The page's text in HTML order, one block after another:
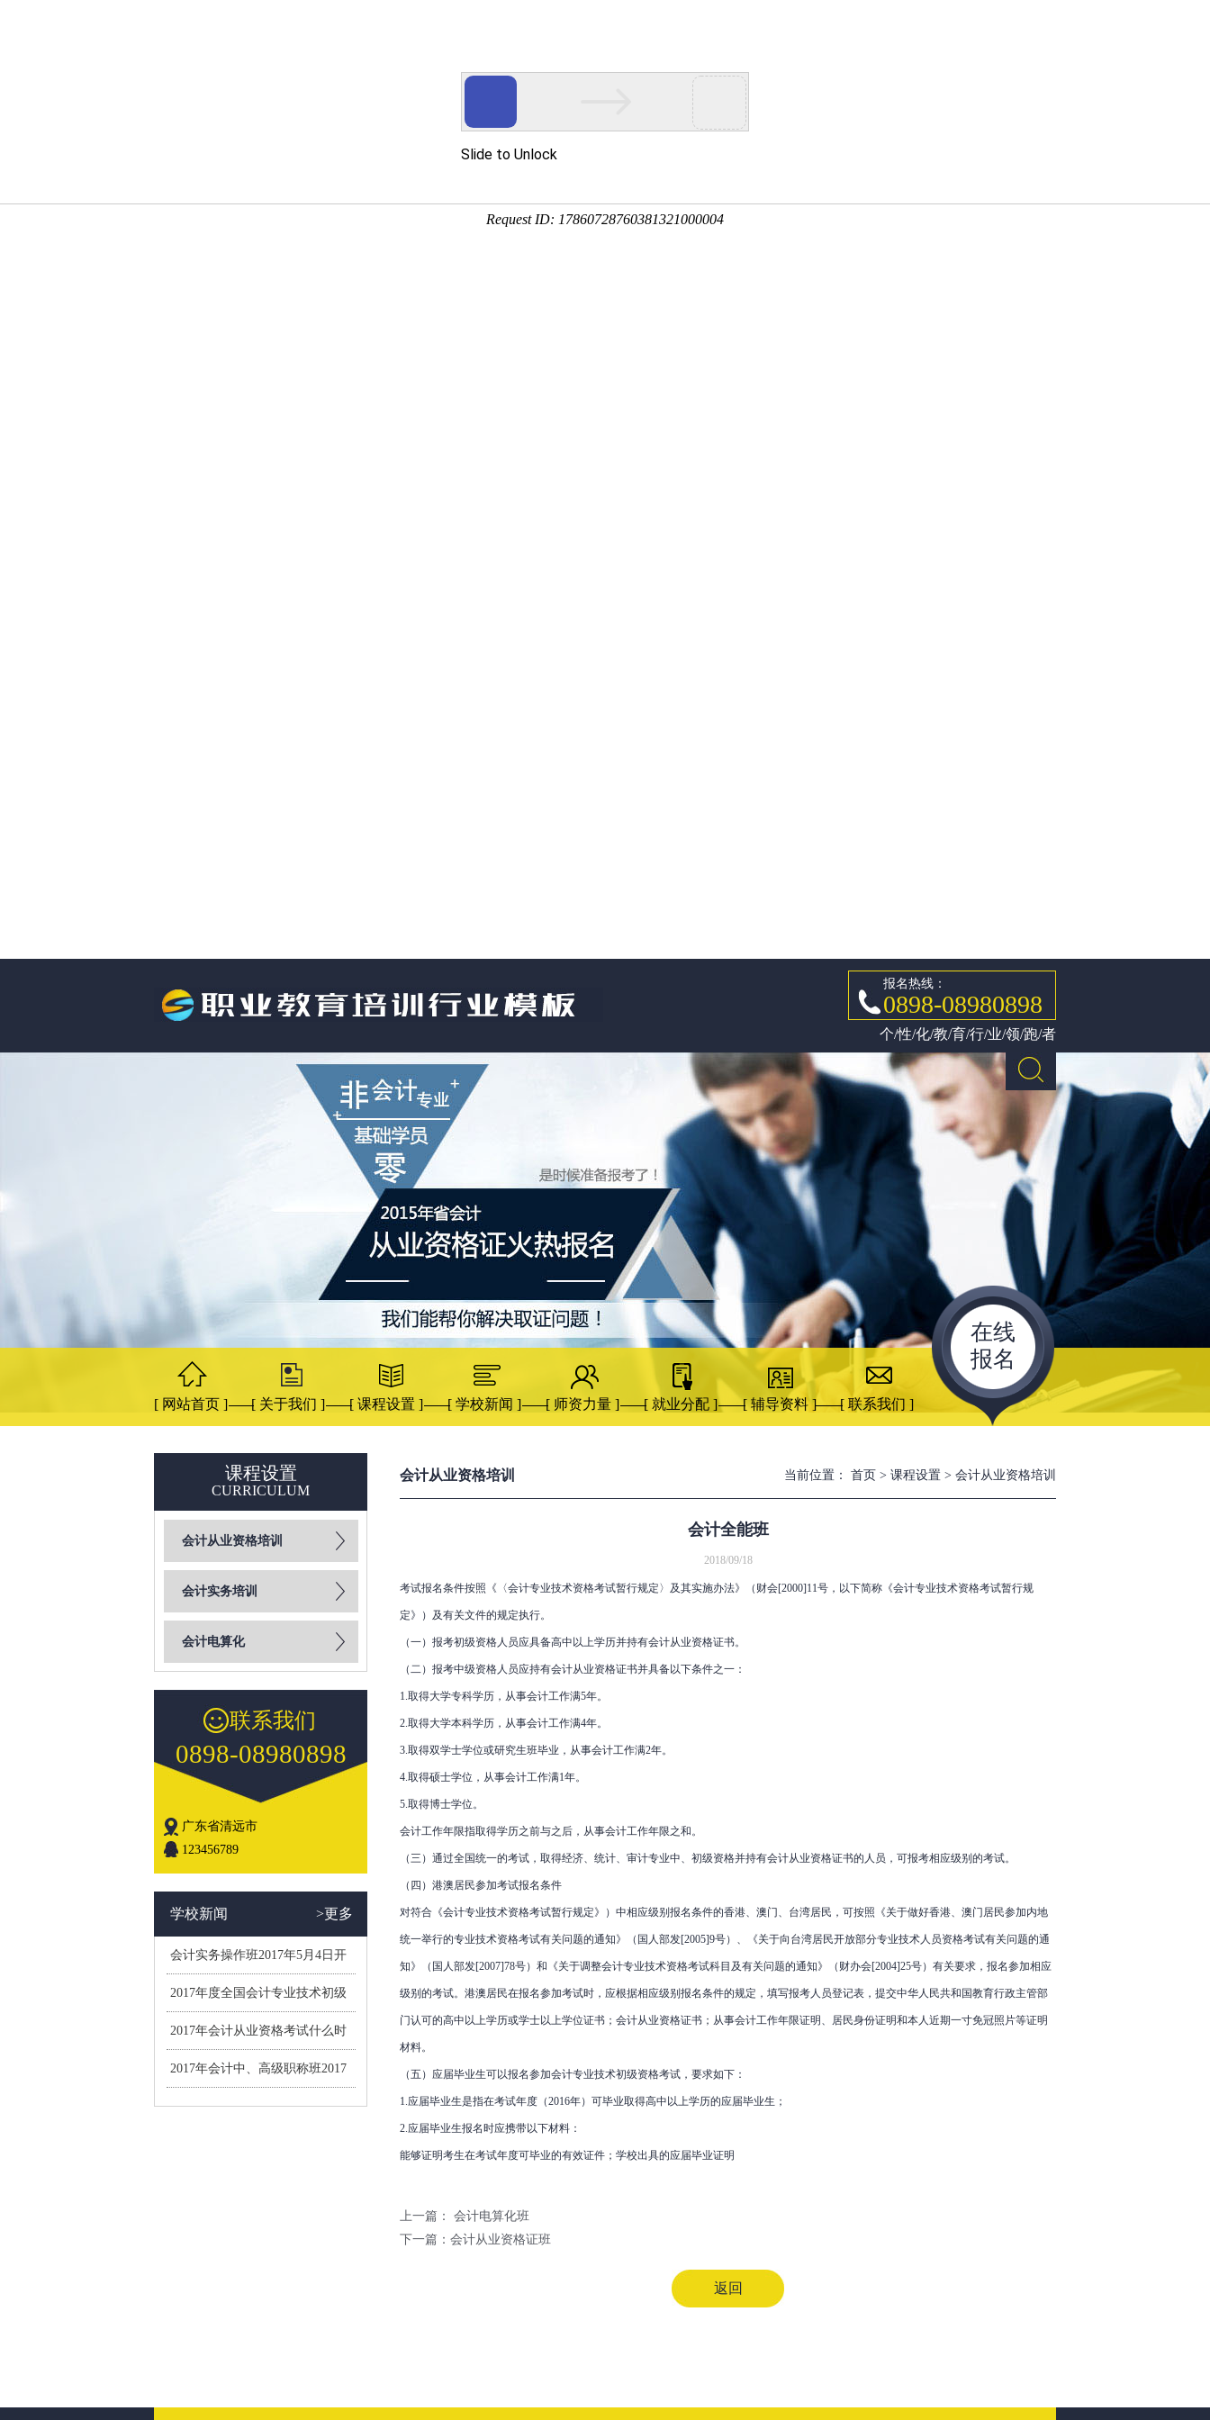
报名热线：
0898-08980898
个/性/化/教/育/行/业/领/跑/者
[ 网站首页 ] [ 关于我们 ] [ 课程设置 ] [ 学校新闻 ] [ 师资力量 ] [ 就业分配 ] [ 辅导资料 ] [ 联系我们 ]
在线
报名
课程设置
CURRICULUM
会计从业资格培训
会计实务培训
会计电算化
联系我们
0898-08980898
广东省清远市
123456789
学校新闻 >更多
会计实务操作班2017年5月4日开
学(小班制）
2017年度全国会计专业技术初级
资格考试报名通知
2017年会计从业资格考试什么时
候恢复?
2017年会计中、高级职称班2017
年3月1-28日报名
会计从业资格培训 当前位置： 首页 > 课程设置 > 会计从业资格培训
会计全能班
2018/09/18
考试报名条件按照《〈会计专业技术资格考试暂行规定〉及其实施办法》（财会[2000]11号，以下简称《会计专业技术资格考试暂行规
定》）及有关文件的规定执行。
（一）报考初级资格人员应具备高中以上学历并持有会计从业资格证书。
（二）报考中级资格人员应持有会计从业资格证书并具备以下条件之一：
1.取得大学专科学历，从事会计工作满5年。
2.取得大学本科学历，从事会计工作满4年。
3.取得双学士学位或研究生班毕业，从事会计工作满2年。
4.取得硕士学位，从事会计工作满1年。
5.取得博士学位。
会计工作年限指取得学历之前与之后，从事会计工作年限之和。
（三）通过全国统一的考试，取得经济、统计、审计专业中、初级资格并持有会计从业资格证书的人员，可报考相应级别的考试。
（四）港澳居民参加考试报名条件
对符合《会计专业技术资格考试暂行规定》）中相应级别报名条件的香港、澳门、台湾居民，可按照《关于做好香港、澳门居民参加内地
统一举行的专业技术资格考试有关问题的通知》（国人部发[2005]9号）、《关于向台湾居民开放部分专业技术人员资格考试有关问题的通
知》（国人部发[2007]78号）和《关于调整会计专业技术资格考试科目及有关问题的通知》（财办会[2004]25号）有关要求，报名参加相应
级别的考试。港澳居民在报名参加考试时，应根据相应级别报名条件的规定，填写报考人员登记表，提交中华人民共和国教育行政主管部
门认可的高中以上学历或学士以上学位证书；会计从业资格证书；从事会计工作年限证明、居民身份证明和本人近期一寸免冠照片等证明
材料。
（五）应届毕业生可以报名参加会计专业技术初级资格考试，要求如下：
1.应届毕业生是指在考试年度（2016年）可毕业取得高中以上学历的应届毕业生；
2.应届毕业生报名时应携带以下材料：
能够证明考生在考试年度可毕业的有效证件；学校出具的应届毕业证明
上一篇：
会计电算化班
下一篇： 会计从业资格证班
返回